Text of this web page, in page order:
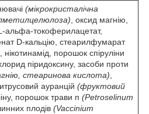
(мікрокристалічна
, оксид магнію,
альфа-токоферилацетат,
D-кальцію, стеарилфумарат
нікотинамід, порошок спіруліни
піридоксину, засоби проти
стеаринова кислота)
ауранцій (фруктовий
порошок трави п (Petroselinum
плодів (Vaccinium